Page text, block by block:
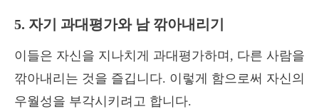
5. 자기 과대평가와 남 깎아내리기
이들은 자신을 지나치게 과대평가하며, 다른 사람을
깎아내리는 것을 즐깁니다. 이렇게 함으로써 자신의
우월성을 부각시키려고 합니다.